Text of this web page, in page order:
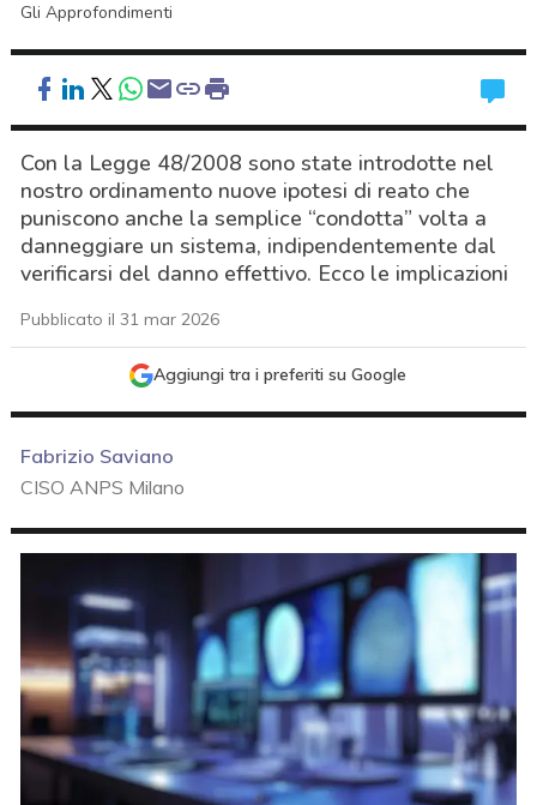
Gli Approfondimenti
Con la Legge 48/2008 sono state introdotte nel
nostro ordinamento nuove ipotesi di reato che
puniscono anche la semplice “condotta” volta a
danneggiare un sistema, indipendentemente dal
verificarsi del danno effettivo. Ecco le implicazioni
Pubblicato il 31 mar 2026
Aggiungi tra i preferiti su Google
Fabrizio Saviano
CISO ANPS Milano